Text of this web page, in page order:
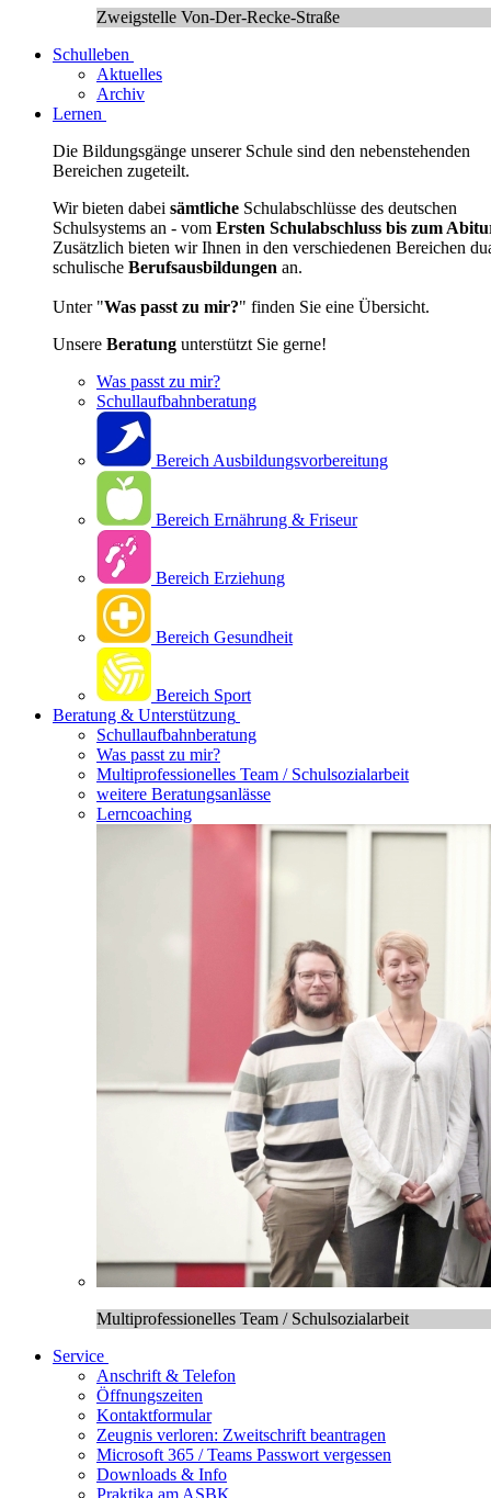
Zweigstelle Von-Der-Recke-Straße
Schulleben
Aktuelles
Archiv
Lernen
Die Bildungsgänge unserer Schule sind den nebenstehenden
Bereichen zugeteilt.
Wir bieten dabei sämtliche Schulabschlüsse des deutschen
Schulsystems an - vom Ersten Schulabschluss bis zum
Zusätzlich bieten wir Ihnen in den verschiedenen Bereichen
schulische Berufsausbildungen an.
Unter "Was passt zu mir?" finden Sie eine Übersicht.
Unsere Beratung unterstützt Sie gerne!
Was passt zu mir?
Schullaufbahnberatung
Bereich Ausbildungsvorbereitung
Bereich Ernährung & Friseur
Bereich Erziehung
Bereich Gesundheit
Bereich Sport
Beratung & Unterstützung
Schullaufbahnberatung
Was passt zu mir?
Multipro­fessionelles Team / Schulsozialarbeit
weitere Beratungsanlässe
Lerncoaching
Multiprofessionelles Team / Schulsozialarbeit
Service
Anschrift & Telefon
Öffnungszeiten
Kontaktformular
Zeugnis verloren: Zweitschrift beantragen
Microsoft 365 / Teams Passwort vergessen
Downloads & Info
Praktika am ASBK